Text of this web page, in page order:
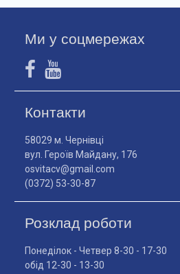
Ми у соцмережах
Контакти
58029 м. Чернівці
вул. Героїв Майдану, 176
osvitacv@gmail.com
(0372) 53-30-87
Розклад роботи
Понеділок - Четвер 8-30 - 17-30
обід 12-30 - 13-30